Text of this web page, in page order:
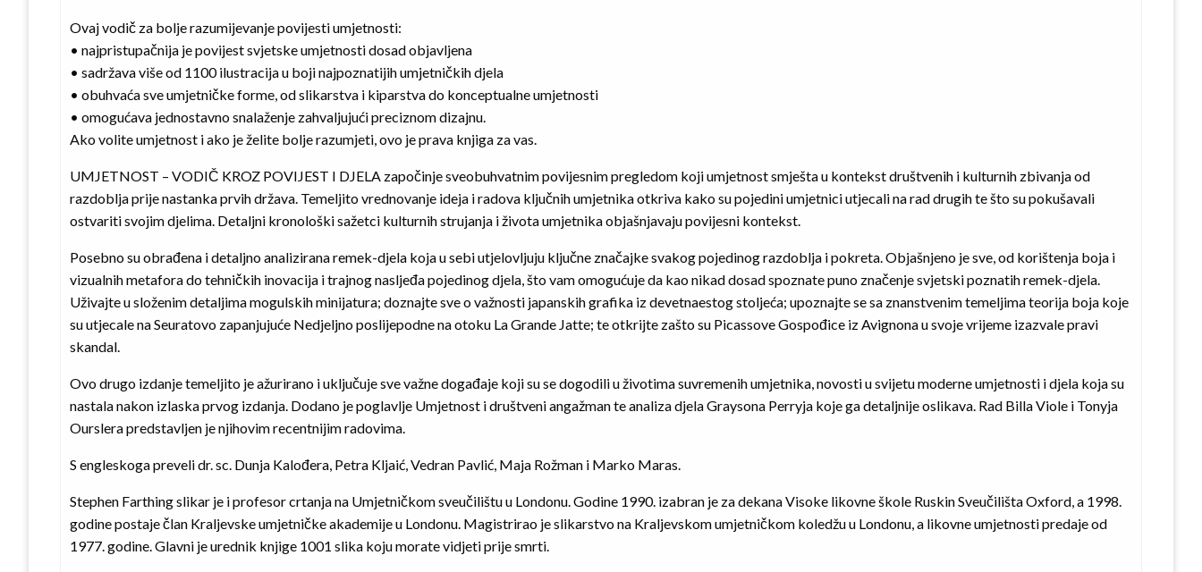
Ovaj vodič za bolje razumijevanje povijesti umjetnosti:
• najpristupačnija je povijest svjetske umjetnosti dosad objavljena
• sadržava više od 1100 ilustracija u boji najpoznatijih umjetničkih djela
• obuhvaća sve umjetničke forme, od slikarstva i kiparstva do konceptualne umjetnosti
• omogućava jednostavno snalaženje zahvaljujući preciznom dizajnu.
Ako volite umjetnost i ako je želite bolje razumjeti, ovo je prava knjiga za vas.
UMJETNOST – VODIČ KROZ POVIJEST I DJELA započinje sveobuhvatnim povijesnim pregledom koji umjetnost smješta u kontekst društvenih i kulturnih zbivanja od
razdoblja prije nastanka prvih država. Temeljito vrednovanje ideja i radova ključnih umjetnika otkriva kako su pojedini umjetnici utjecali na rad drugih te što su pokušavali
ostvariti svojim djelima. Detaljni kronološki sažetci kulturnih strujanja i života umjetnika objašnjavaju povijesni kontekst.
Posebno su obrađena i detaljno analizirana remek-djela koja u sebi utjelovljuju ključne značajke svakog pojedinog razdoblja i pokreta. Objašnjeno je sve, od korištenja boja i
vizualnih metafora do tehničkih inovacija i trajnog nasljeđa pojedinog djela, što vam omogućuje da kao nikad dosad spoznate puno značenje svjetski poznatih remek-djela.
Uživajte u složenim detaljima mogulskih minijatura; doznajte sve o važnosti japanskih grafika iz devetnaestog stoljeća; upoznajte se sa znanstvenim temeljima teorija boja koje
su utjecale na Seuratovo zapanjujuće Nedjeljno poslijepodne na otoku La Grande Jatte; te otkrijte zašto su Picassove Gospođice iz Avignona u svoje vrijeme izazvale pravi
skandal.
Ovo drugo izdanje temeljito je ažurirano i uključuje sve važne događaje koji su se dogodili u životima suvremenih umjetnika, novosti u svijetu moderne umjetnosti i djela koja su
nastala nakon izlaska prvog izdanja. Dodano je poglavlje Umjetnost i društveni angažman te analiza djela Graysona Perryja koje ga detaljnije oslikava. Rad Billa Viole i Tonyja
Ourslera predstavljen je njihovim recentnijim radovima.
S engleskoga preveli dr. sc. Dunja Kalođera, Petra Kljaić, Vedran Pavlić, Maja Rožman i Marko Maras.
Stephen Farthing slikar je i profesor crtanja na Umjetničkom sveučilištu u Londonu. Godine 1990. izabran je za dekana Visoke likovne škole Ruskin Sveučilišta Oxford, a 1998.
godine postaje član Kraljevske umjetničke akademije u Londonu. Magistrirao je slikarstvo na Kraljevskom umjetničkom koledžu u Londonu, a likovne umjetnosti predaje od
1977. godine. Glavni je urednik knjige 1001 slika koju morate vidjeti prije smrti.